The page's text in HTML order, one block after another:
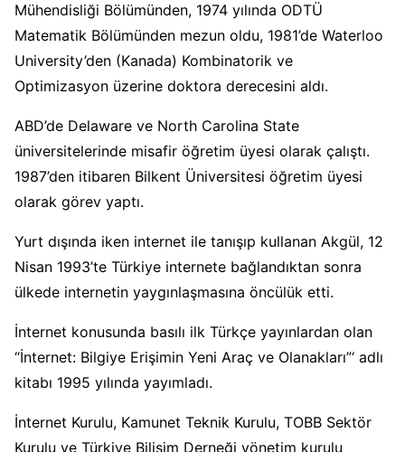
Mühendisliği Bölümünden, 1974 yılında ODTÜ
Matematik Bölümünden mezun oldu, 1981’de Waterloo
University’den (Kanada) Kombinatorik ve
Optimizasyon üzerine doktora derecesini aldı.
ABD’de Delaware ve North Carolina State
üniversitelerinde misafir öğretim üyesi olarak çalıştı.
1987’den itibaren Bilkent Üniversitesi öğretim üyesi
olarak görev yaptı.
Yurt dışında iken internet ile tanışıp kullanan Akgül, 12
Nisan 1993’te Türkiye internete bağlandıktan sonra
ülkede internetin yaygınlaşmasına öncülük etti.
İnternet konusunda basılı ilk Türkçe yayınlardan olan
“İnternet: Bilgiye Erişimin Yeni Araç ve Olanakları”‘ adlı
kitabı 1995 yılında yayımladı.
İnternet Kurulu, Kamunet Teknik Kurulu, TOBB Sektör
Kurulu ve Türkiye Bilişim Derneği yönetim kurulu